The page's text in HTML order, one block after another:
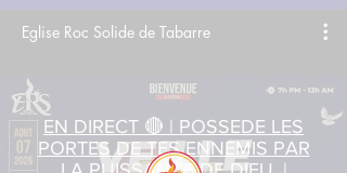
Eglise Roc Solide de Tabarre
EN DIRECT 🔴 | POSSEDE LES
PORTES DE TES ENNEMIS PAR